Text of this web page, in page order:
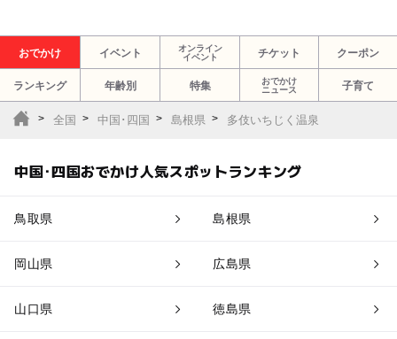
おでかけ イベント
オンライン
イベント
チケット クーポン
ランキング 年齢別 特集
おでかけ
ニュース
子育て
全国 中国･四国 島根県 多伎いちじく温泉
中国･四国おでかけ人気スポットランキング
鳥取県 島根県
岡山県 広島県
山口県 徳島県